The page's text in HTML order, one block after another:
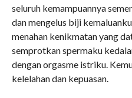
seluruh kemampuannya
dan mengelus biji
menahan kenikmatan yang
semprotkan spermaku
dengan orgasme istriku.
kelelahan dan kepuasan.